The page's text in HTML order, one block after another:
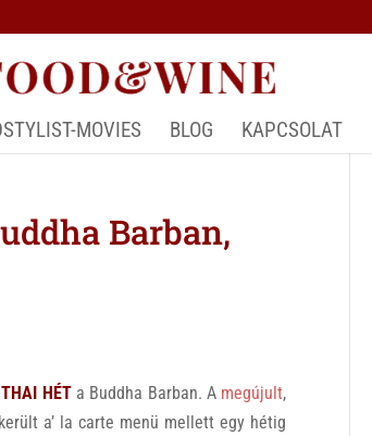
MOVIES BLOG KAPCSOLAT
Barban,
HÉTa Buddha Barban. A megújult,
a’ la carte menü mellett egy hétig